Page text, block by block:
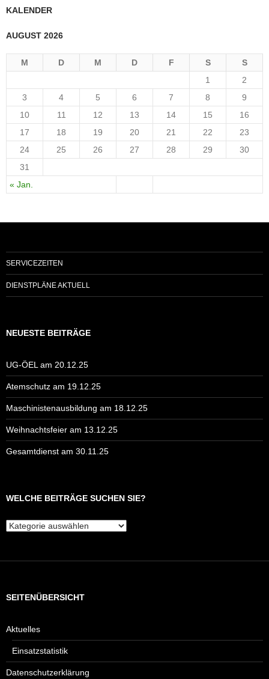
KALENDER
AUGUST 2026
M D M D F S S
« Jan.
1
2
3
4 5 6 7 8
9
10
11 12 13 14 15
16
17
18 19 20 21 22
23
24
25 26 27 28 29
30
31
SERVICEZEITEN
DIENSTPLÄNE AKTUELL
NEUESTE BEITRÄGE
UG-ÖEL am 20.12.25
Atemschutz am 19.12.25
Maschinistenausbildung am 18.12.25
Weihnachtsfeier am 13.12.25
Gesamtdienst am 30.11.25
WELCHE BEITRÄGE SUCHEN SIE?
Welche
SEITENÜBERSICHT
Aktuelles
Einsatzstatistik
Datenschutzerklärung